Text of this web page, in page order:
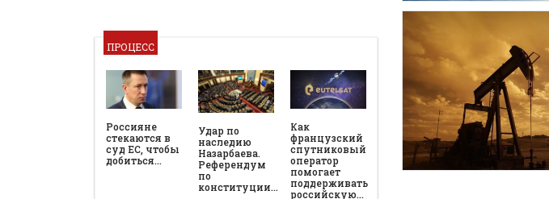
ПРОЦЕСС
Россияне
стекаются в
суд ЕС, чтобы
добиться…
Удар по
наследию
Назарбаева.
Референдум
по
конституции…
Как
французский
спутниковый
оператор
помогает
поддерживать
российскую…